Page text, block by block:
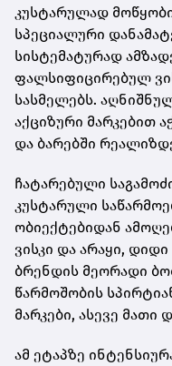
კუსტარულად
სპეციალური
სისტემატურად
ფალსიფიცირებულ
სასმელებს.
აქციზური მარკებით
და ბარებში
ჩატარებული
კუსტარული
ობიექტებიდან
ვისკი და არაყი,
ბრენდის მეორადი
წარმოშობის
მარკები, ასევე მათი
ამ ეტაპზე